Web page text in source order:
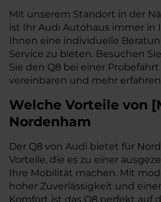
Mit unserem Standort in der
ist Ihr Audi Autohaus immer in
Ihnen eine individuelle
Service zu bieten. Besuchen
Sie den Q8 bei einer
vereinbaren und mehr
Welche Vorteile von [
Nordenham
Der Q8 von Audi bietet für
Vorteile, die es zu einer
Ihre Mobilität machen. Mit
hoher Zuverlässigkeit und
Komfort ist das Q8 perfekt auf